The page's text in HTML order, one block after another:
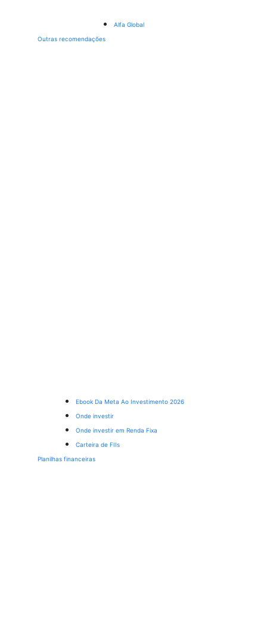
Alfa Global
Outras recomendações
Ebook Da Meta Ao Investimento 2026
Onde investir
Onde investir em Renda Fixa
Carteira de FIIs
Planilhas financeiras